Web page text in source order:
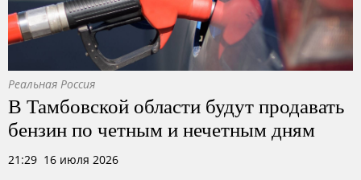
Реальная Россия
В Тамбовской области будут продавать
бензин по четным и нечетным дням
21:29 16 июля 2026